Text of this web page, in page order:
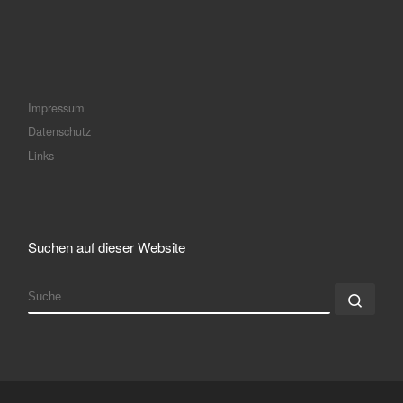
Impressum
Datenschutz
Links
Suchen auf dieser Website
SUCHE